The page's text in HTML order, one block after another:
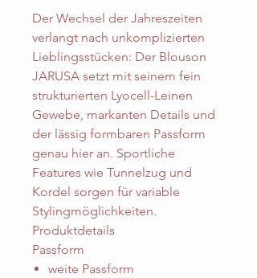
Der Wechsel der Jahreszeiten
verlangt nach unkomplizierten
Lieblingsstücken: Der Blouson
JARUSA setzt mit seinem fein
strukturierten Lyocell-Leinen
Gewebe, markanten Details und
der lässig formbaren Passform
genau hier an. Sportliche
Features wie Tunnelzug und
Kordel sorgen für variable
Stylingmöglichkeiten.
Produktdetails
Passform
weite Passform